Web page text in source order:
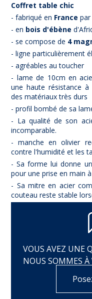
Coffret table chic
- fabriqué en France par
- en bois d'ébène
- se compose de 4 m
- ligne particulièrement
- agréables au toucher
- lame de 10cm en
une haute résistance
des matériaux très durs
- profil bombé de sa
- La qualité de son
incomparable.
- manche en olivier
contre l'humidité et les
- Sa forme lui donne
pour une prise en main
- Sa mitre en acier
couteau reste stable
VOUS AVEZ UNE
NOUS SOMMES À